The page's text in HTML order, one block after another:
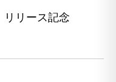
リリース記念